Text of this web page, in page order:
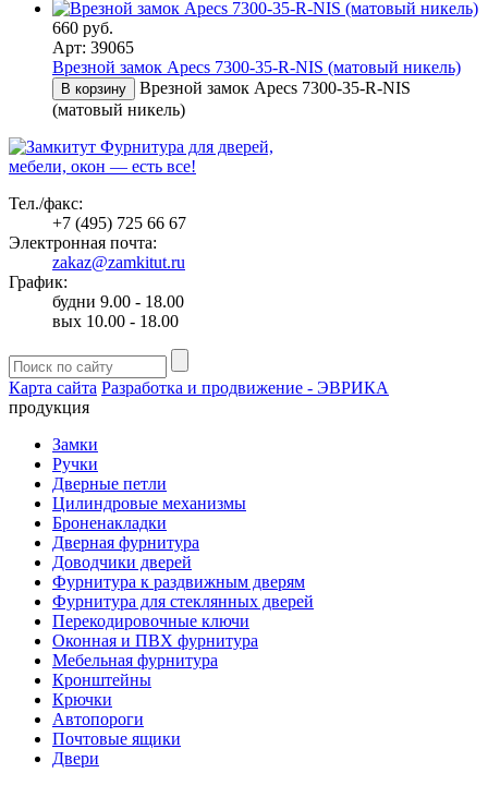
660 руб.
Арт: 39065
Врезной замок Apecs 7300-35-R-NIS (матовый никель)
В корзину
Врезной замок Apecs 7300-35-R-NIS
(матовый никель)
Фурнитура для дверей,
мебели, окон — есть все!
Тел./факс:
+7 (495) 725 66 67
Электронная почта:
zakaz@zamkitut.ru
График:
будни 9.00 - 18.00
вых 10.00 - 18.00
Карта сайта Разработка и продвижение - ЭВРИКА
продукция
Замки
Ручки
Дверные петли
Цилиндровые механизмы
Броненакладки
Дверная фурнитура
Доводчики дверей
Фурнитура к раздвижным дверям
Фурнитура для стеклянных дверей
Перекодировочные ключи
Оконная и ПВХ фурнитура
Мебельная фурнитура
Кронштейны
Крючки
Автопороги
Почтовые ящики
Двери